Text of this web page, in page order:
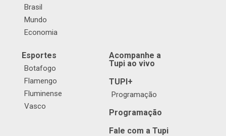
Brasil
Mundo
Economia
Esportes
Botafogo
Flamengo
Fluminense
Vasco
Acompanhe a
Tupi ao vivo
TUPI+
Programação
Programação
Fale com a Tupi